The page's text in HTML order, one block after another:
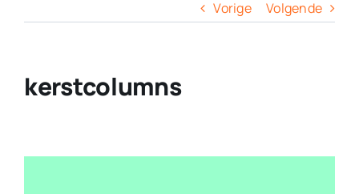
Vorige Volgende
kerstcolumns